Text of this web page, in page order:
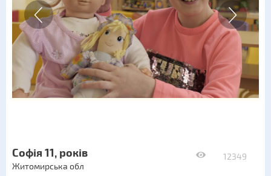
12349
Софія 11, років
Житомирська обл